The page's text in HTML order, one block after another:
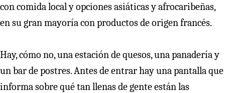
con comida local y opciones asiáticas y afrocaribeñas,
en su gran mayoría con productos de origen francés.
Hay, cómo no, una estación de quesos, una panadería y
un bar de postres. Antes de entrar hay una pantalla que
informa sobre qué tan llenas de gente están las